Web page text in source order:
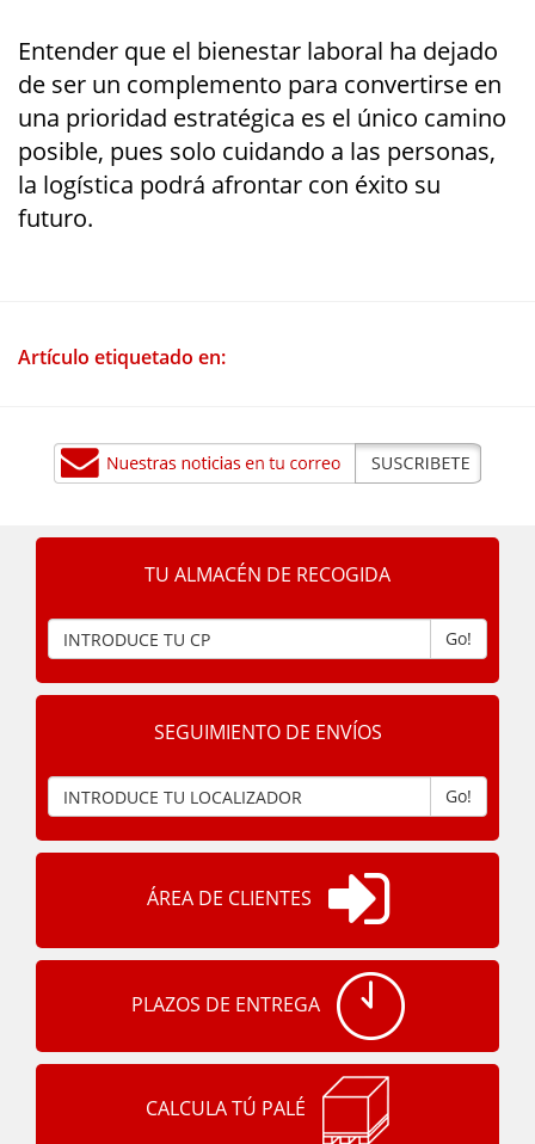
Entender que el bienestar laboral ha dejado
de ser un complemento para convertirse en
una prioridad estratégica es el único camino
posible, pues solo cuidando a las personas,
la logística podrá afrontar con éxito su
futuro.
Artículo etiquetado en:
TU ALMACÉN DE RECOGIDA
Go!
SEGUIMIENTO DE ENVÍOS
Go!
ÁREA DE CLIENTES
PLAZOS DE ENTREGA
CALCULA TÚ PALÉ